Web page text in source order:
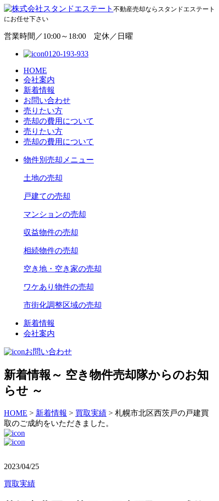
不動産売却ならスタンドエステート
にお任せ下さい
営業時間／10:00～18:00 定休／日曜
0120-193-933
HOME
会社案内
新着情報
お問い合わせ
売りたい方
売却の費用について
売りたい方
売却の費用について
物件別売却メニュー
土地の売却
戸建ての売却
マンションの売却
収益物件の売却
相続物件の売却
空き地・空き家の売却
ワケあり物件の売却
市街化調整区域の売却
新着情報
会社案内
お問い合わせ
新着情報 ～ 空き物件売却隊からのお知
らせ ～
HOME > 新着情報 > 買取実績 > 札幌市北区西茨戸の戸建買
取のご成約をいただきました。
2023/04/25
買取実績